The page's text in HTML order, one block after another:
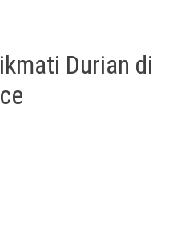
Durian di